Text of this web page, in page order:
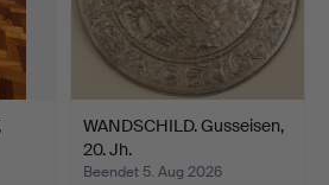
WANDSCHILD. Gusseisen,
20. Jh.
Beendet 5. Aug 2026